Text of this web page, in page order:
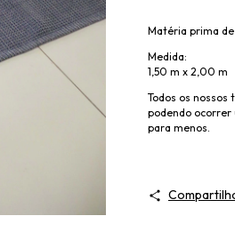
Matéria prima
Medida:
1,50 m x 2,00 m
Todos os
podendo ocorrer
para menos.